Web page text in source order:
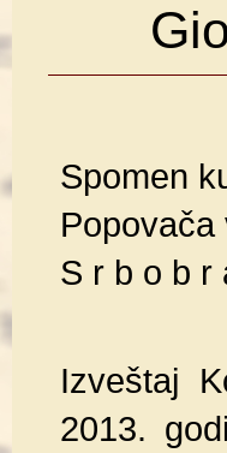
Spomen
Popovača
S r b o b r
Izveštaj
2013.